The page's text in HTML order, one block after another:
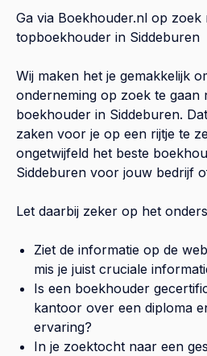
Ga via Boekhouder.nl op zoek
topboekhouder in Siddeburen
Wij maken het je gemakkelijk
onderneming op zoek te gaan
boekhouder in Siddeburen.
zaken voor je op een rijtje te
ongetwijfeld het beste
Siddeburen voor jouw bedrijf
Let daarbij zeker op het
Ziet de informatie op de
mis je juist cruciale
Is een boekhouder
kantoor over een diploma
ervaring?
In je zoektocht naar een